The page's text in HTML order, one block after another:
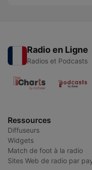
Radio en Ligne
Radios et Podcasts
Ressources
Diffuseurs
Widgets
Match de foot à la radio
Sites Web de radio par